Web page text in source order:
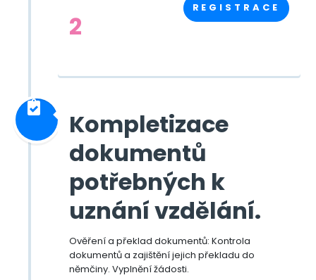
REGISTRACE
2
Kompletizace
dokumentů
potřebných k
uznání vzdělání.
Ověření a překlad dokumentů: Kontrola
dokumentů a zajištění jejich překladu do
němčiny. Vyplnění žádosti.